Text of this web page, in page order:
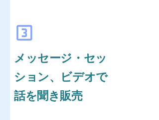
looks_3
メッセージ・セッ
ション、ビデオで
話を聞き販売